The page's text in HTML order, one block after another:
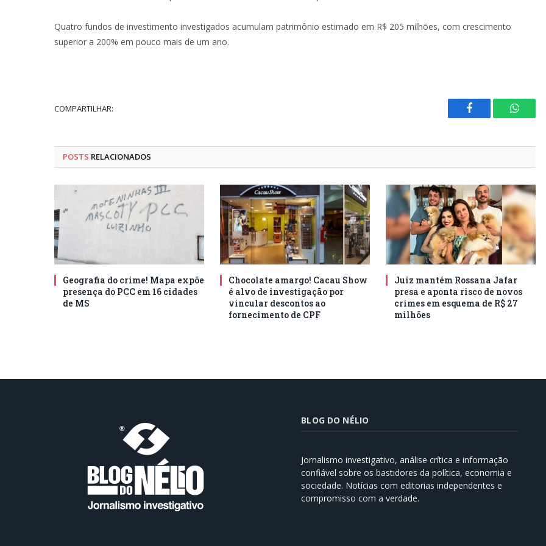
Quatro fundos de investimento investigados acumulam patrimônio estimado em R$ 205 milhões, com crescimento
superior a 200% em pouco mais de um ano.
COMPARTILHAR:
Facebook
POSTS RELACIONADOS
Geografia do crime! Mapa expõe
presença do PCC em 16 cidades
de MS
Chocolate amargo! Cacau Show
é alvo de investigação por
vincular descontos ao
fornecimento de CPF
Juiz mantém Rossana Jafar
presa e aponta risco de novos
crimes em esquema de R$ 27
milhões
BLOG DO NÉLIO
Jornalismo investigativo, análise crítica e informação
confiável sobre os bastidores da política, economia e
sociedade. Notícias com editorias independentes e
compromisso com a verdade.